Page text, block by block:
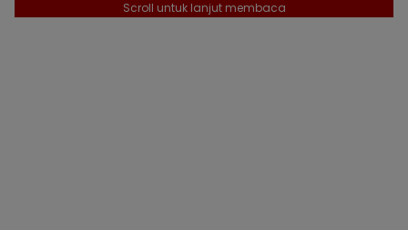
Scroll untuk lanjut membaca